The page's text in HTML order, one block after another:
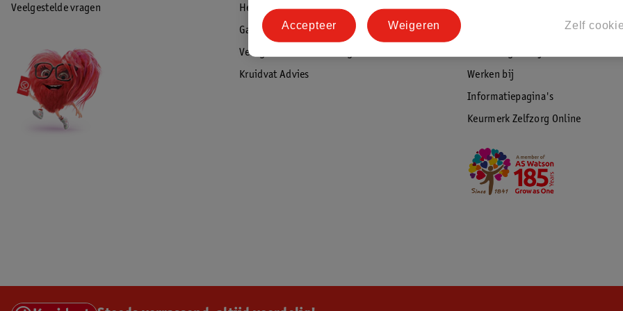
Veelgestelde vragen
Herroepen & retourneren
Garantie
Veiligheidswaarschuwingen
Kruidvat Advies
Werken bij
Informatiepagina's
Keurmerk Zelfzorg Online
Zelf
Weigeren
Accepteer